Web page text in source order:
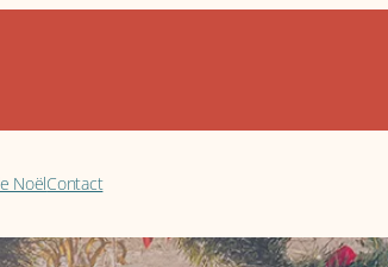
NoëlContact